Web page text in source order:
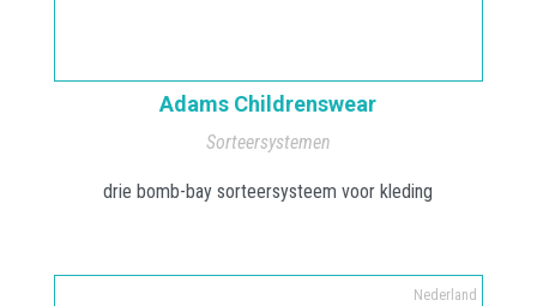
Adams Childrenswear
Sorteersystemen
drie bomb-bay sorteersysteem voor kleding
Nederland